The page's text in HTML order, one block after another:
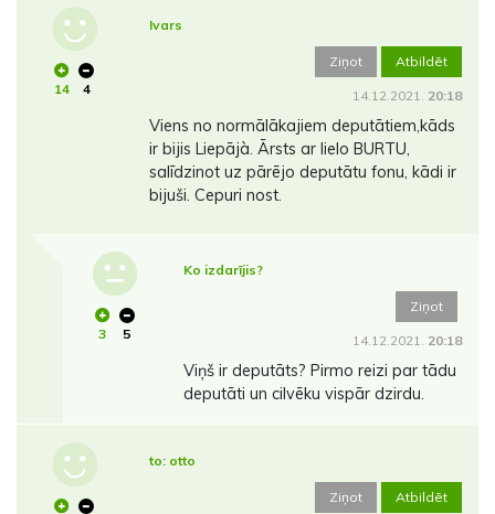
14 4
Ivars
Ziņot Atbildēt
14.12.2021. 20:18
Viens no normālākajiem deputātiem,kāds
ir bijis Liepājà. Ārsts ar lielo BURTU,
salīdzinot uz pārējo deputātu fonu, kādi ir
bijuši. Cepuri nost.
3 5
Ko izdarījis?
Ziņot
14.12.2021. 20:18
Viņš ir deputāts? Pirmo reizi par tādu
deputāti un cilvēku vispār dzirdu.
to: otto
Ziņot Atbildēt